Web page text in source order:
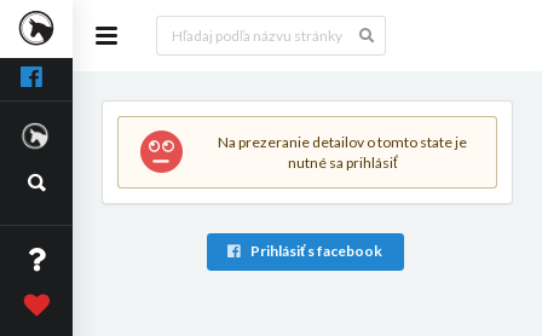
Na prezeranie detailov o tomto state je
nutné sa prihlásiť
Prihlásiť s facebook